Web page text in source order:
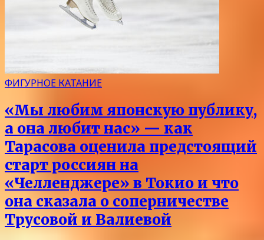
ФИГУРНОЕ КАТАНИЕ
«Мы любим японскую публику,
а она любит нас» — как
Тарасова оценила предстоящий
старт россиян на
«Челленджере» в Токио и что
она сказала о соперничестве
Трусовой и Валиевой